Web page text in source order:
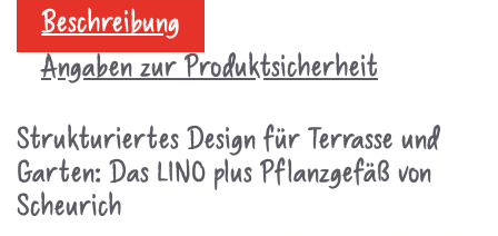
Beschreibung
Angaben zur Produktsicherheit
Strukturiertes Design für Terrasse und
Garten: Das LINO plus Pflanzgefäß von
Scheurich